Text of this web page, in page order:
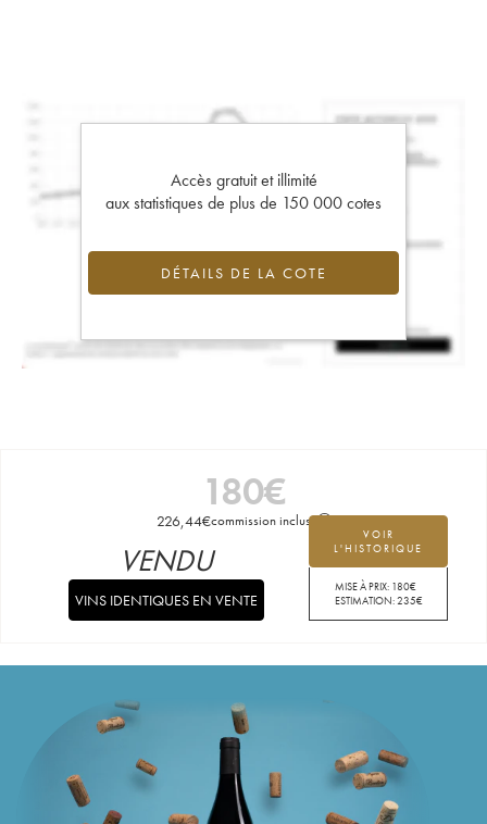
Accès gratuit et illimité
aux statistiques de plus de 150 000 cotes
DÉTAILS DE LA COTE
180€
226,44€commission incluse
VOIR
L'HISTORIQUE
MISE À PRIX: 180€
ESTIMATION:235€
VENDU
VINS IDENTIQUES EN VENTE